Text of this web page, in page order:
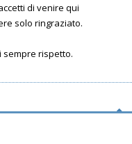
di venire qui
solo ringraziato.
sempre rispetto.